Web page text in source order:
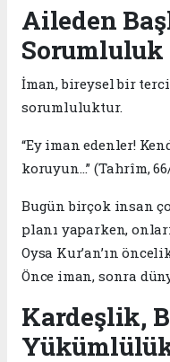
Aileden
Sorumluluk
İman, bireysel bir
sorumluluktur.
“Ey iman edenler!
koruyun…” (Tahrîm,
Bugün birçok insan
planı yaparken,
Oysa Kur’an’ın
Önce iman, sonra
Kardeşlik,